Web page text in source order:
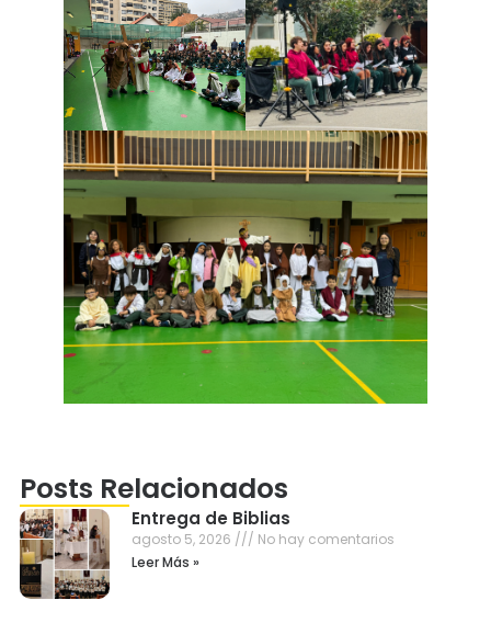
Posts Relacionados
Entrega de Biblias
agosto 5, 2026
No hay comentarios
Leer Más »